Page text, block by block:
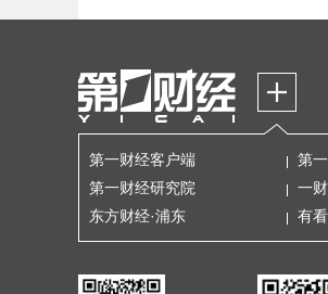
第一财经客户端 第
第一财经研究院
一
东方财经·浦东
有